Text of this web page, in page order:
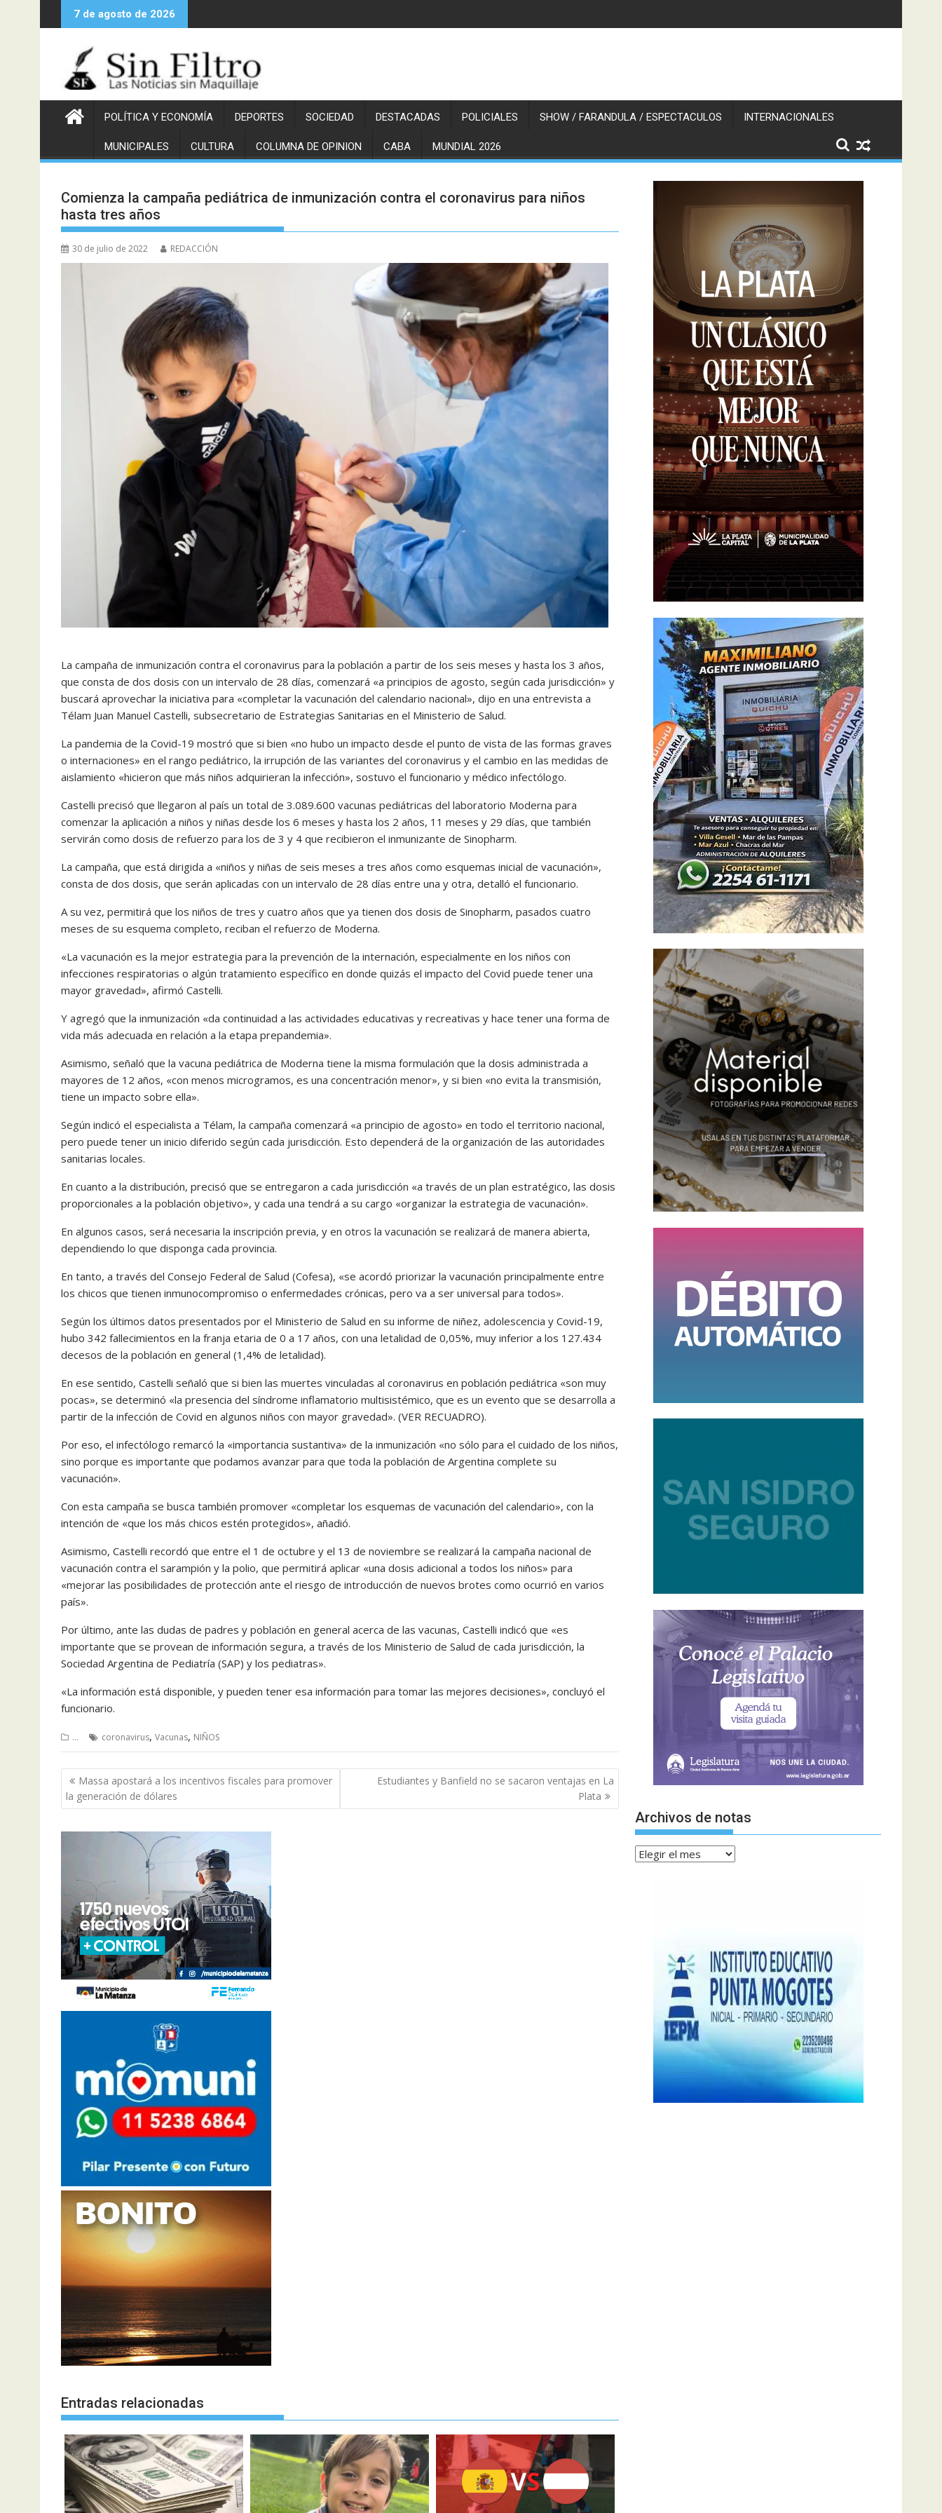
al
7 de agosto de 2026
POLÍTICA Y ECONOMÍA DEPORTES SOCIEDAD DESTACADAS POLICIALES SHOW / FARANDULA / ESPECTACULOS INTERNACIONALES
MUNICIPALES CULTURA COLUMNA DE OPINION CABA MUNDIAL 2026
Comienza la campaña pediátrica de inmunización contra el coronavirus para niños
hasta tres años
30 de julio de 2022 REDACCIÓN
La campaña de inmunización contra el coronavirus para la población a partir de los seis meses y hasta los 3 años,
que consta de dos dosis con un intervalo de 28 días, comenzará «a principios de agosto, según cada jurisdicción» y
buscará aprovechar la iniciativa para «completar la vacunación del calendario nacional», dijo en una entrevista a
Télam Juan Manuel Castelli, subsecretario de Estrategias Sanitarias en el Ministerio de Salud.
La pandemia de la Covid-19 mostró que si bien «no hubo un impacto desde el punto de vista de las formas graves
o internaciones» en el rango pediátrico, la irrupción de las variantes del coronavirus y el cambio en las medidas de
aislamiento «hicieron que más niños adquirieran la infección», sostuvo el funcionario y médico infectólogo.
Castelli precisó que llegaron al país un total de 3.089.600 vacunas pediátricas del laboratorio Moderna para
comenzar la aplicación a niños y niñas desde los 6 meses y hasta los 2 años, 11 meses y 29 días, que también
servirán como dosis de refuerzo para los de 3 y 4 que recibieron el inmunizante de Sinopharm.
La campaña, que está dirigida a «niños y niñas de seis meses a tres años como esquemas inicial de vacunación»,
consta de dos dosis, que serán aplicadas con un intervalo de 28 días entre una y otra, detalló el funcionario.
A su vez, permitirá que los niños de tres y cuatro años que ya tienen dos dosis de Sinopharm, pasados cuatro
meses de su esquema completo, reciban el refuerzo de Moderna.
«La vacunación es la mejor estrategia para la prevención de la internación, especialmente en los niños con
infecciones respiratorias o algún tratamiento específico en donde quizás el impacto del Covid puede tener una
mayor gravedad», afirmó Castelli.
Y agregó que la inmunización «da continuidad a las actividades educativas y recreativas y hace tener una forma de
vida más adecuada en relación a la etapa prepandemia».
Asimismo, señaló que la vacuna pediátrica de Moderna tiene la misma formulación que la dosis administrada a
mayores de 12 años, «con menos microgramos, es una concentración menor», y si bien «no evita la transmisión,
tiene un impacto sobre ella».
Según indicó el especialista a Télam, la campaña comenzará «a principio de agosto» en todo el territorio nacional,
pero puede tener un inicio diferido según cada jurisdicción. Esto dependerá de la organización de las autoridades
sanitarias locales.
En cuanto a la distribución, precisó que se entregaron a cada jurisdicción «a través de un plan estratégico, las dosis
proporcionales a la población objetivo», y cada una tendrá a su cargo «organizar la estrategia de vacunación».
En algunos casos, será necesaria la inscripción previa, y en otros la vacunación se realizará de manera abierta,
dependiendo lo que disponga cada provincia.
En tanto, a través del Consejo Federal de Salud (Cofesa), «se acordó priorizar la vacunación principalmente entre
los chicos que tienen inmunocompromiso o enfermedades crónicas, pero va a ser universal para todos».
Según los últimos datos presentados por el Ministerio de Salud en su informe de niñez, adolescencia y Covid-19,
hubo 342 fallecimientos en la franja etaria de 0 a 17 años, con una letalidad de 0,05%, muy inferior a los 127.434
decesos de la población en general (1,4% de letalidad).
En ese sentido, Castelli señaló que si bien las muertes vinculadas al coronavirus en población pediátrica «son muy
pocas», se determinó «la presencia del síndrome inflamatorio multisistémico, que es un evento que se desarrolla a
partir de la infección de Covid en algunos niños con mayor gravedad». (VER RECUADRO).
Por eso, el infectólogo remarcó la «importancia sustantiva» de la inmunización «no sólo para el cuidado de los niños,
sino porque es importante que podamos avanzar para que toda la población de Argentina complete su
vacunación».
Con esta campaña se busca también promover «completar los esquemas de vacunación del calendario», con la
intención de «que los más chicos estén protegidos», añadió.
Asimismo, Castelli recordó que entre el 1 de octubre y el 13 de noviembre se realizará la campaña nacional de
vacunación contra el sarampión y la polio, que permitirá aplicar «una dosis adicional a todos los niños» para
«mejorar las posibilidades de protección ante el riesgo de introducción de nuevos brotes como ocurrió en varios
país».
Por último, ante las dudas de padres y población en general acerca de las vacunas, Castelli indicó que «es
importante que se provean de información segura, a través de los Ministerio de Salud de cada jurisdicción, la
Sociedad Argentina de Pediatría (SAP) y los pediatras».
«La información está disponible, y pueden tener esa información para tomar las mejores decisiones», concluyó el
funcionario.
... coronavirus, Vacunas, NIÑOS
Navegación
de
entradas
Massa apostará a los incentivos fiscales para promover
la generación de dólares
Estudiantes y Banfield no se sacaron ventajas en La
Plata
Entradas relacionadas
Archivos de notas
Archivos